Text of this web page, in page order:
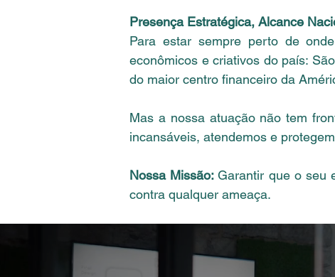
Presença Estratégica, Alcance
Para estar sempre perto de
econômicos e criativos do país:
do maior centro financeiro da
Mas a nossa atuação não tem
incansáveis, atendemos e
Nossa Missão:Garantir que o seu
contra qualquer ameaça.